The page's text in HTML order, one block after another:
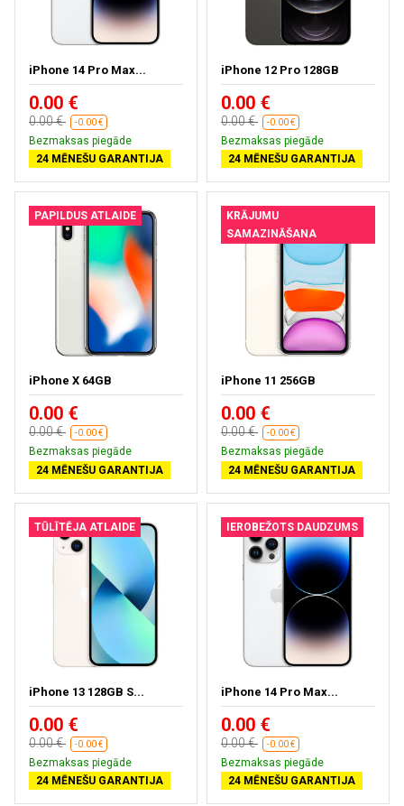
iPhone 14 Pro Max...
0.00 €
0.00 € -0.00 €
Bezmaksas piegāde
24 MĒNEŠU GARANTIJA
iPhone 12 Pro 128GB
0.00 €
0.00 € -0.00 €
Bezmaksas piegāde
24 MĒNEŠU GARANTIJA
PAPILDUS ATLAIDE
iPhone X 64GB
0.00 €
0.00 € -0.00 €
Bezmaksas piegāde
24 MĒNEŠU GARANTIJA
KRĀJUMU
SAMAZINĀŠANA
iPhone 11 256GB
0.00 €
0.00 € -0.00 €
Bezmaksas piegāde
24 MĒNEŠU GARANTIJA
TŪLĪTĒJA ATLAIDE
iPhone 13 128GB S...
0.00 €
0.00 € -0.00 €
Bezmaksas piegāde
24 MĒNEŠU GARANTIJA
IEROBEŽOTS DAUDZUMS
iPhone 14 Pro Max...
0.00 €
0.00 € -0.00 €
Bezmaksas piegāde
24 MĒNEŠU GARANTIJA